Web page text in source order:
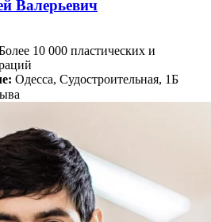
Валерьевич
10 000 пластических и
Одесса, Судостроительная, 1Б